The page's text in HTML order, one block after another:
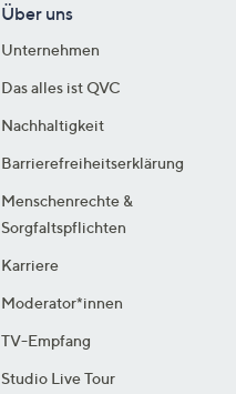
Über uns
Unternehmen
Das alles ist QVC
Nachhaltigkeit
Barrierefreiheitserklärung
Menschenrechte &
Sorgfaltspflichten
Karriere
Moderator*innen
TV-Empfang
Studio Live Tour